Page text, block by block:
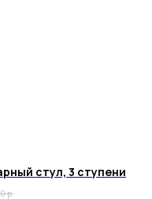
стул, 3 ступени
р.